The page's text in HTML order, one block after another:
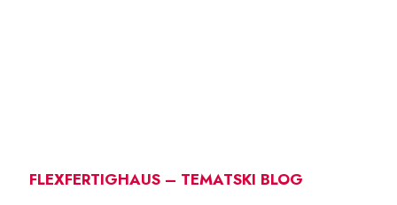
FLEXFERTIGHAUS – TEMATSKI BLOG